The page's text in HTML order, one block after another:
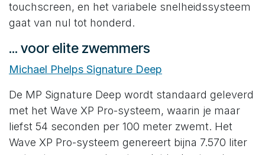
touchscreen, en het variabele snelheidssysteem
gaat van nul tot honderd.
... voor elite zwemmers
Michael Phelps Signature Deep
De MP Signature Deep wordt standaard geleverd
met het Wave XP Pro-systeem, waarin je maar
liefst 54 seconden per 100 meter zwemt. Het
Wave XP Pro-systeem genereert bijna 7.570 liter